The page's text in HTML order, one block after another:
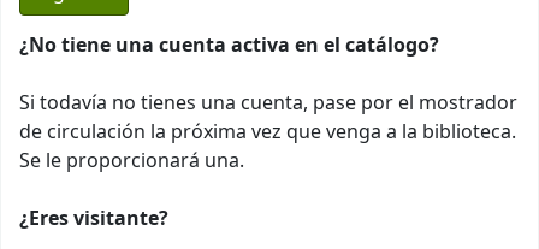
¿No tiene una cuenta activa en el catálogo?
Si todavía no tienes una cuenta, pase por el mostrador
de circulación la próxima vez que venga a la biblioteca.
Se le proporcionará una.
¿Eres visitante?